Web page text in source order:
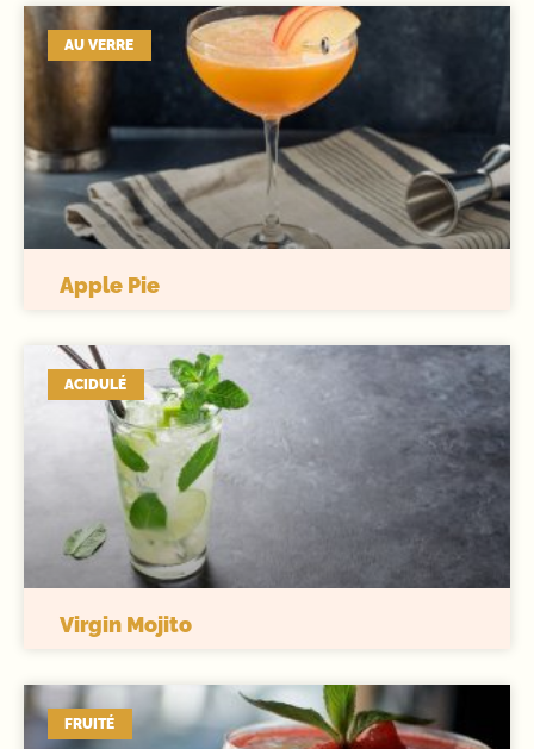
AU VERRE
Apple Pie
ACIDULÉ
Virgin Mojito
FRUITÉ